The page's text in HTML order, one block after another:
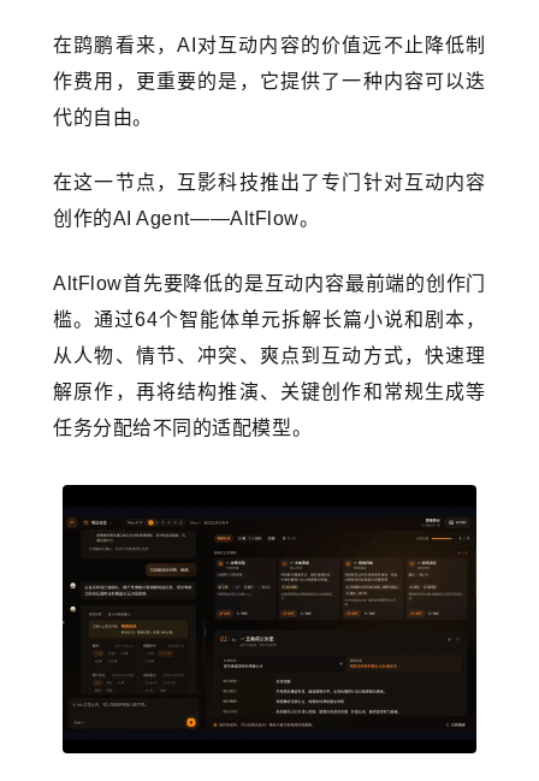
在鹍鹏看来，AI对互动内容的价值远不止降低制
作费用，更重要的是，它提供了一种内容可以迭
代的自由。
在这一节点，互影科技推出了专门针对互动内容
创作的AI Agent——AltFlow。
AltFlow首先要降低的是互动内容最前端的创作门
槛。通过64个智能体单元拆解长篇小说和剧本，
从人物、情节、冲突、爽点到互动方式，快速理
解原作，再将结构推演、关键创作和常规生成等
任务分配给不同的适配模型。